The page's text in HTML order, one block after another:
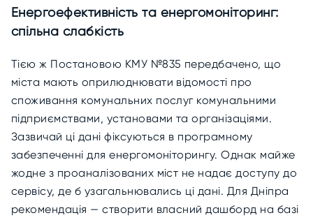
Енергоефективність та енергомоніторинг:
спільна слабкість
Тією ж Постановою КМУ №835 передбачено, що
міста мають оприлюднювати відомості про
споживання комунальних послуг комунальними
підприємствами, установами та організаціями.
Зазвичай ці дані фіксуються в програмному
забезпеченні для енергомоніторингу. Однак майже
жодне з проаналізованих міст не надає доступу до
сервісу, де б узагальнювались ці дані. Для Дніпра
рекомендація — створити власний дашборд на базі